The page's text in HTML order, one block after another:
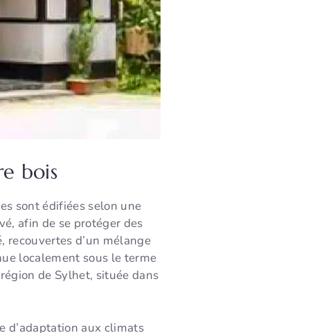
bois
sont édifiées selon une
afin de se protéger des
recouvertes d’un mélange
localement sous le terme
de Sylhet, située dans
d’adaptation aux climats